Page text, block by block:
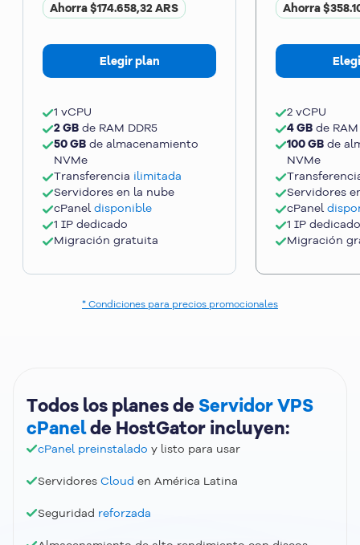
Ahorra$174.658,32 ARS
Elegir plan
1 vCPU
2 GB de RAM DDR5
50 GB de almacenamiento
NVMe
Transferencia ilimitada
Servidores en la nube
cPanel disponible
1 IP dedicado
Migración gratuita
Ahorra
2 vCPU
4 GB de
100 GB de
NVMe
Servidores
cPanel
1 IP dedicado
Migración
* Condiciones para precios promocionales
Todos los planes de Servidor VPS
cPanelde HostGator incluyen:
cPanel preinstalado y listo para usar
Servidores Cloud en América Latina
Seguridad reforzada